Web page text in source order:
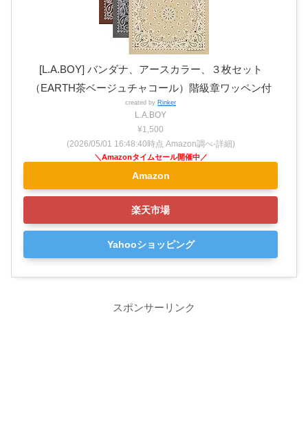
[L.A.BOY] バンダナ、アースカラー、３枚セット
（EARTH茶ベージュチャコール）階級章ワッペン付
created by Rinker
L.A.BOY
¥1,500
(2026/05/01 16:48:40時点 Amazon調べ-詳細)
Amazon
楽天市場
Yahooショッピング
スポンサーリンク